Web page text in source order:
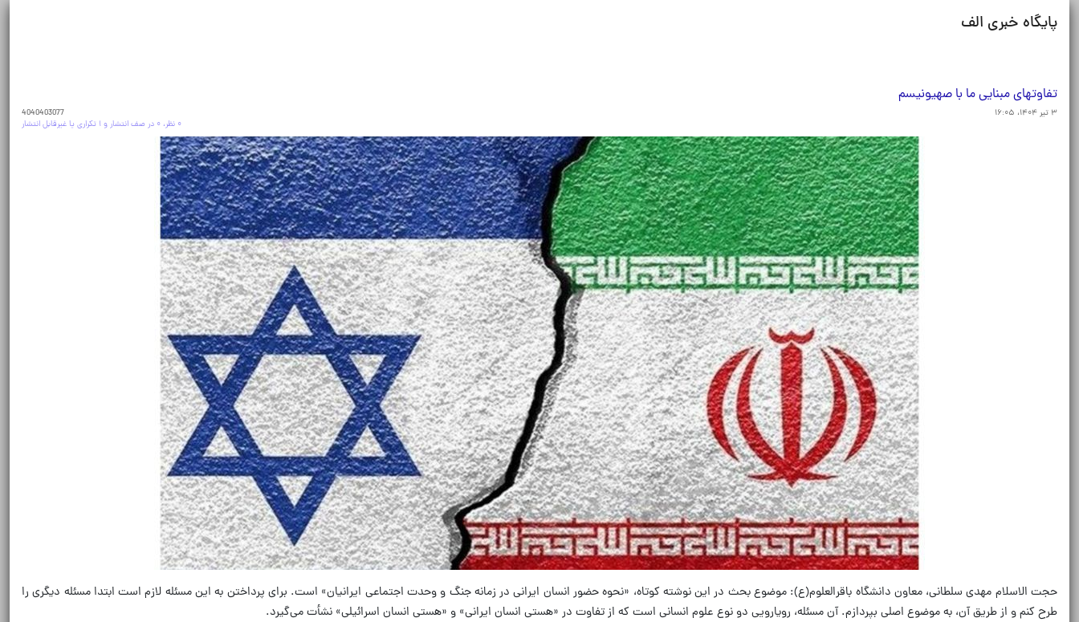
پایگاه خبری الف
تفاوتهای مبنایی ما با صهیونیسم
۳ تیر ۱۴۰۴، ۱۶:۰۵
4040403077
۰ نظر، ۰ در صف انتشار و ۱ تکراری یا غیرقابل انتشار
حجت الاسلام مهدی سلطانی، معاون دانشگاه باقرالعلوم(ع): موضوع بحث در این نوشته کوتاه، «نحوه حضور انسان ایرانی در زمانه جنگ و وحدت اجتماعی ایرانیان» است. برای پرداختن به این مسئله لازم است ابتدا مسئله دیگری را
طرح کنم و از طریق آن، به موضوع اصلی بپردازم. آن مسئله، رویارویی دو نوع علوم انسانی است که از تفاوت در «هستی انسان ایرانی» و «هستی انسان اسرائیلی» نشأت می‌گیرد.